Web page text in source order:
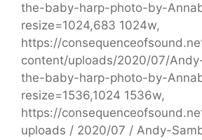
the-baby-harp-photo-by-
resize=1024,683 1024w,
https://
content/uploads/2020/07/
the-baby-harp-photo-by-
resize=1536,1024 1536w,
https://
uploads / 2020/07 / Andy-